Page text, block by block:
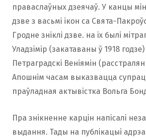
праваслаўных дзеячаў. У канцы
дзве з васьмі ікон са Свята-
Гродне зніклі дзве. на іх былі
Уладзімір (закатаваны ў 1918 годзе)
Петраградскі Веніямін
Апошнім часам выказвацца
праўладная актывістка Вольга
Пра знікненне карцін напісалі
выдання. Тады на публікацыі